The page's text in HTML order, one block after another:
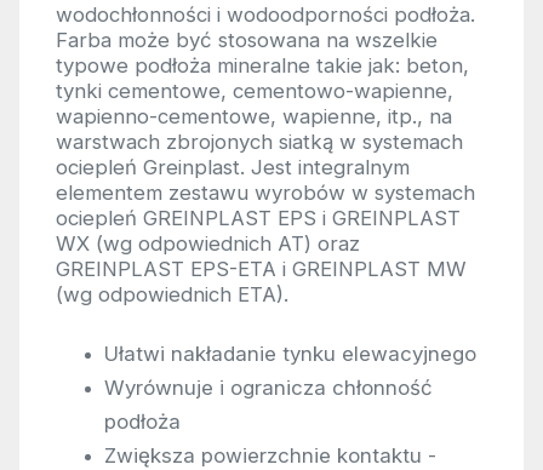
wodochłonności i wodoodporności podłoża.
Farba może być stosowana na wszelkie
typowe podłoża mineralne takie jak: beton,
tynki cementowe, cementowo-wapienne,
wapienno-cementowe, wapienne, itp., na
warstwach zbrojonych siatką w systemach
ociepleń Greinplast. Jest integralnym
elementem zestawu wyrobów w systemach
ociepleń GREINPLAST EPS i GREINPLAST
WX (wg odpowiednich AT) oraz
GREINPLAST EPS-ETA i GREINPLAST MW
(wg odpowiednich ETA).
Ułatwi nakładanie tynku elewacyjnego
Wyrównuje i ogranicza chłonność
podłoża
Zwiększa powierzchnie kontaktu -